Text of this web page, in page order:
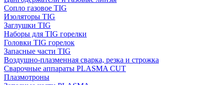
Сопло газовое TIG
Изоляторы TIG
Заглушки TIG
Наборы для TIG горелки
Головки TIG горелок
Запасные части TIG
Воздушно-плазменная сварка, резка и строжка
Сварочные аппараты PLASMA CUT
Плазмотроны